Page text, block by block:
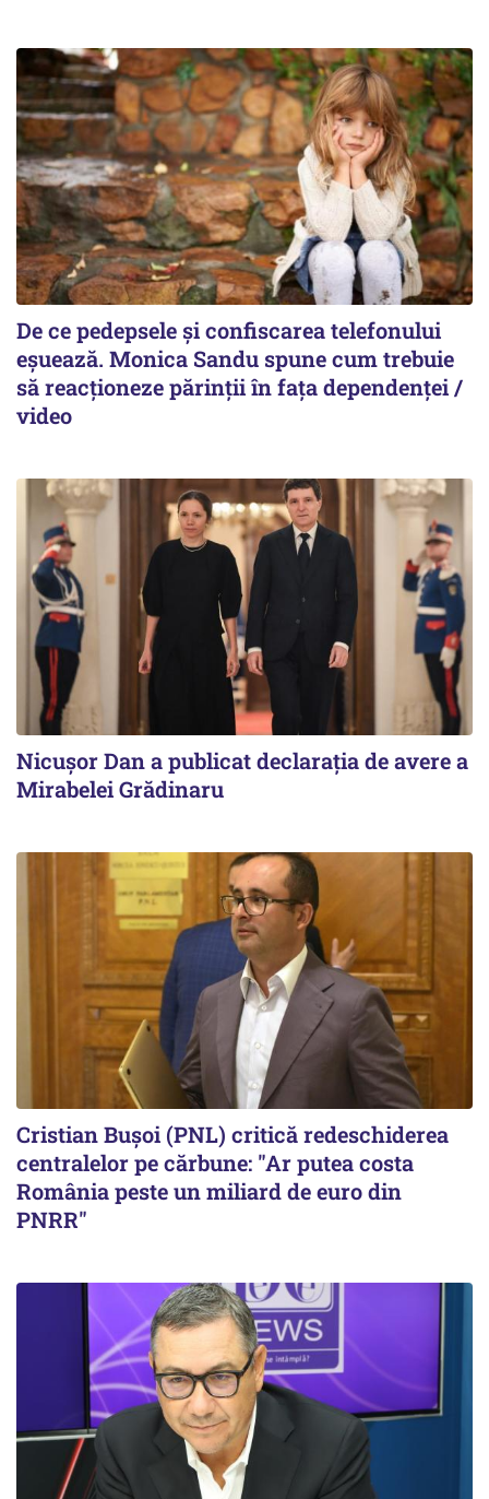
De ce pedepsele și confiscarea telefonului
eșuează. Monica Sandu spune cum trebuie
să reacționeze părinții în fața dependenței /
video
Nicuşor Dan a publicat declaraţia de avere a
Mirabelei Grădinaru
Cristian Bușoi (PNL) critică redeschiderea
centralelor pe cărbune: "Ar putea costa
România peste un miliard de euro din
PNRR"